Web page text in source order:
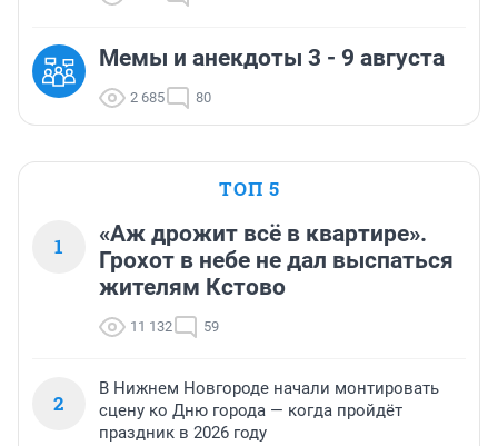
Мемы и анекдоты 3 - 9 августа
2 685 80
ТОП 5
1
«Аж дрожит всё в квартире».
Грохот в небе не дал выспаться
жителям Кстово
11 132 59
2
В Нижнем Новгороде начали монтировать
сцену ко Дню города — когда пройдёт
праздник в 2026 году